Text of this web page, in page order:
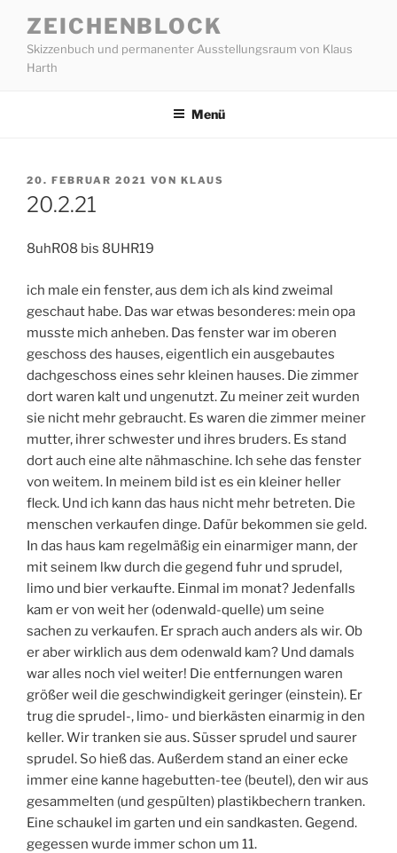
Inhalt
springen
ZEICHENBLOCK
Skizzenbuch und permanenter Ausstellungsraum von Klaus
Harth
Menü
VERÖFFENTLICHT
AM
20. FEBRUAR 2021 VON KLAUS
20.2.21
8uhR08 bis 8UHR19
ich male ein fenster, aus dem ich als kind zweimal
geschaut habe. Das war etwas besonderes: mein opa
musste mich anheben. Das fenster war im oberen
geschoss des hauses, eigentlich ein ausgebautes
dachgeschoss eines sehr kleinen hauses. Die zimmer
dort waren kalt und ungenutzt. Zu meiner zeit wurden
sie nicht mehr gebraucht. Es waren die zimmer meiner
mutter, ihrer schwester und ihres bruders. Es stand
dort auch eine alte nähmaschine. Ich sehe das fenster
von weitem. In meinem bild ist es ein kleiner heller
fleck. Und ich kann das haus nicht mehr betreten. Die
menschen verkaufen dinge. Dafür bekommen sie geld.
In das haus kam regelmäßig ein einarmiger mann, der
mit seinem lkw durch die gegend fuhr und sprudel,
limo und bier verkaufte. Einmal im monat? Jedenfalls
kam er von weit her (odenwald-quelle) um seine
sachen zu verkaufen. Er sprach auch anders als wir. Ob
er aber wirklich aus dem odenwald kam? Und damals
war alles noch viel weiter! Die entfernungen waren
größer weil die geschwindigkeit geringer (einstein). Er
trug die sprudel-, limo- und bierkästen einarmig in den
keller. Wir tranken sie aus. Süsser sprudel und saurer
sprudel. So hieß das. Außerdem stand an einer ecke
immer eine kanne hagebutten-tee (beutel), den wir aus
gesammelten (und gespülten) plastikbechern tranken.
Eine schaukel im garten und ein sandkasten. Gegend.
gegessen wurde immer schon um 11.